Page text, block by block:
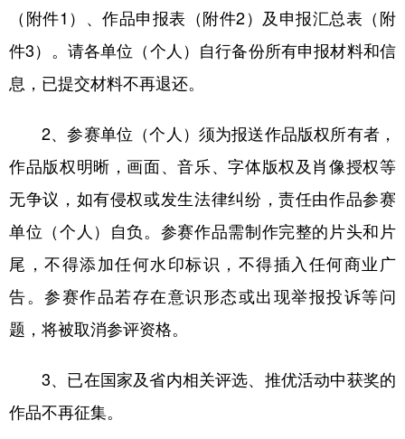
（附件1）、作品申报表（附件2）及申报汇总表（附
件3）。请各单位（个人）自行备份所有申报材料和信
息，已提交材料不再退还。
2、参赛单位（个人）须为报送作品版权所有者，
作品版权明晰，画面、音乐、字体版权及肖像授权等
无争议，如有侵权或发生法律纠纷，责任由作品参赛
单位（个人）自负。参赛作品需制作完整的片头和片
尾，不得添加任何水印标识，不得插入任何商业广
告。参赛作品若存在意识形态或出现举报投诉等问
题，将被取消参评资格。
3、已在国家及省内相关评选、推优活动中获奖的
作品不再征集。